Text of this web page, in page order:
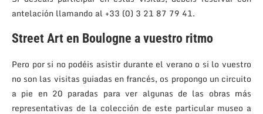
antelación llamando al +33 (0) 3 21 87 79 41.
Street Art en Boulogne a vuestro ritmo
Pero por si no podéis asistir durante el verano o si lo vuestro
no son las visitas guiadas en francés, os propongo un circuito
a pie en 20 paradas para ver algunas de las obras más
representativas de la colección de este particular museo a